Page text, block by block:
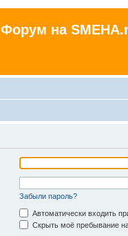
Форум на
Забыли пароль?
Автоматически входить
Скрыть моё пребывание